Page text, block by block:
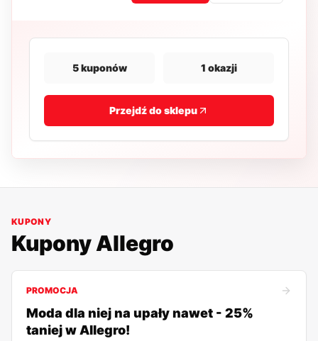
5kuponów 1 okazji
Przejdź do sklepu
KUPONY
KuponyAllegro
PROMOCJA
Moda dla niej na upały nawet - 25%
taniej w Allegro!